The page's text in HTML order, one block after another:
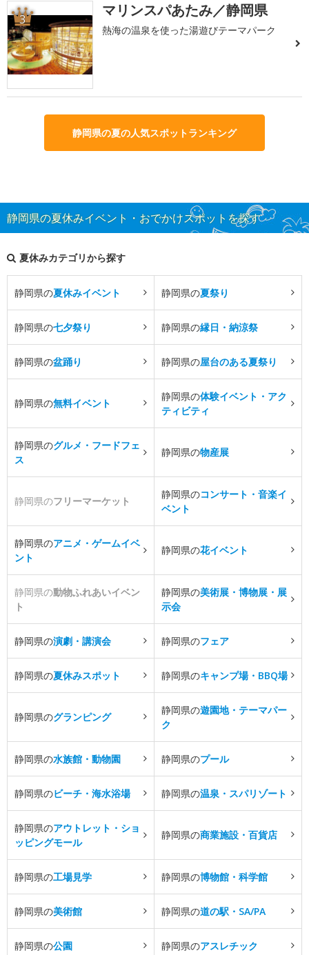
3 マリンスパあたみ／静岡県
熱海の温泉を使った湯遊びテーマパーク
静岡県の夏の人気スポットランキング
静岡県の夏休みイベント・おでかけスポットを探す
夏休みカテゴリから探す
静岡県の夏休みイベント 静岡県の夏祭り
静岡県の七夕祭り 静岡県の縁日・納涼祭
静岡県の盆踊り 静岡県の屋台のある夏祭り
静岡県の無料イベント
静岡県の体験イベント・アク
ティビティ
静岡県のグルメ・フードフェ
ス
静岡県の物産展
静岡県のフリーマーケット
静岡県のコンサート・音楽イ
ベント
静岡県のアニメ・ゲームイベ
ント
静岡県の花イベント
静岡県の動物ふれあいイベン
ト
静岡県の美術展・博物展・展
示会
静岡県の演劇・講演会 静岡県のフェア
静岡県の夏休みスポット 静岡県のキャンプ場・BBQ場
静岡県のグランピング
静岡県の遊園地・テーマパー
ク
静岡県の水族館・動物園 静岡県のプール
静岡県のビーチ・海水浴場 静岡県の温泉・スパリゾート
静岡県のアウトレット・ショ
ッピングモール
静岡県の商業施設・百貨店
静岡県の工場見学 静岡県の博物館・科学館
静岡県の美術館 静岡県の道の駅・SA/PA
静岡県の公園 静岡県のアスレチック